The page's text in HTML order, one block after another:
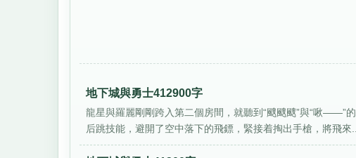
地下城與勇士412900字
龍星與羅麗剛剛跨入第二個房間，就聽到“颼颼颼”與“啾——”
后跳技能，避開了空中落下的飛鏢，緊接着掏出手槍，將飛來...